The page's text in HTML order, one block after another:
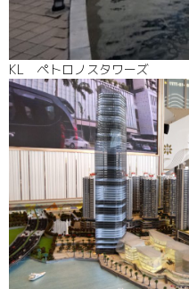
KL ペトロノスタワーズ